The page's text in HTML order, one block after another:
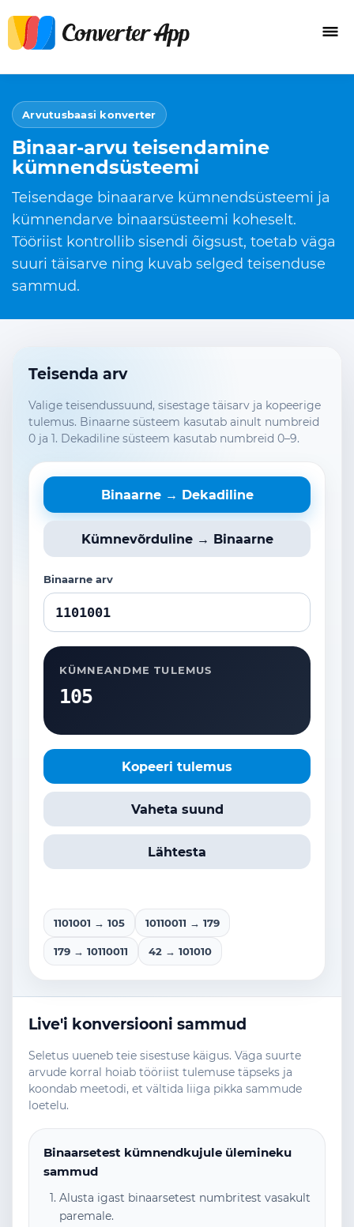
Arvutusbaasi konverter
Binaar-arvu teisendamine
kümnendsüsteemi
Teisendage binaararve kümnendsüsteemi ja
kümnendarve binaarsüsteemi koheselt.
Tööriist kontrollib sisendi õigsust, toetab väga
suuri täisarve ning kuvab selged teisenduse
sammud.
Teisenda arv
Valige teisendussuund, sisestage täisarv ja kopeerige
tulemus. Binaarne süsteem kasutab ainult numbreid
0 ja 1. Dekadiline süsteem kasutab numbreid 0–9.
Binaarne → Dekadiline
Kümnevõrduline → Binaarne
Binaarne arv
KÜMNEANDME TULEMUS
105
Kopeeri tulemus
Vaheta suund
Lähtesta
1101001 → 105 10110011 → 179
179 → 10110011 42 → 101010
Live'i konversiooni sammud
Seletus uueneb teie sisestuse käigus. Väga suurte
arvude korral hoiab tööriist tulemuse täpseks ja
koondab meetodi, et vältida liiga pikka sammude
loetelu.
Binaarsetest kümnendkujule ülemineku
sammud
Alusta igast binaarsetest numbritest vasakult
paremale.